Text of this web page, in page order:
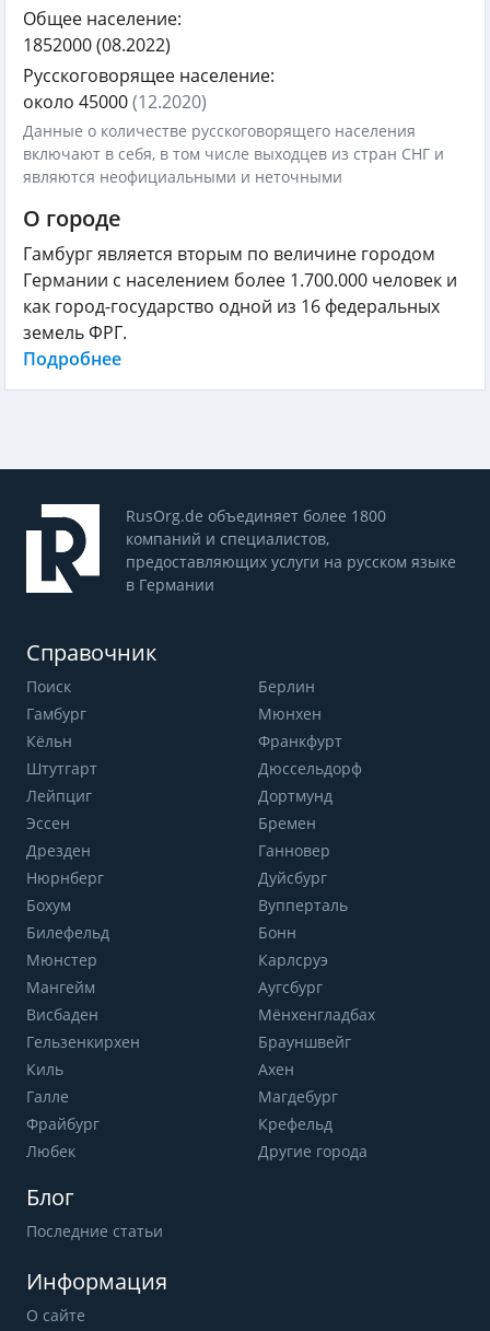
Общее население:
1852000(08.2022)
Русскоговорящее население:
около 45000(12.2020)
Данные о количестве русскоговорящего населения
включают в себя, в том числе выходцев из стран СНГ и
являются неофициальными и неточными
О городе
Гамбург является вторым по величине городом
Германии с населением более 1.700.000 человек и
как город-государство одной из 16 федеральных
земель ФРГ.
Подробнее
RusOrg.de объединяет более 1800
компаний и специалистов,
предоставляющих услуги на русском языке
в Германии
Справочник
Поиск
Берлин
Гамбург
Мюнхен
Кёльн
Франкфурт
Штутгарт
Дюссельдорф
Лейпциг
Дортмунд
Эссен
Бремен
Дрезден
Ганновер
Нюрнберг
Дуйсбург
Бохум
Вупперталь
Билефельд
Бонн
Мюнстер
Карлсруэ
Мангейм
Аугсбург
Висбаден
Мёнхенгладбах
Гельзенкирхен
Брауншвейг
Киль
Ахен
Галле
Магдебург
Фрайбург
Крефельд
Любек
Другие города
Блог
Последние статьи
Информация
О сайте